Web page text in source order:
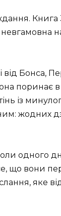
від Бонса,
поринає
із
жодних
одного
що вони
яке